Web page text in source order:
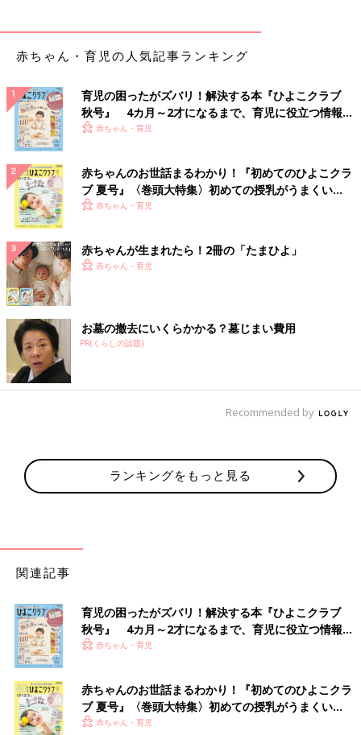
Tシャツ
いデザインなので、手持ちの服とも合わせやすく、デイリー使い
もしやすそう！
ョーツ2点セット
赤ちゃん・育児の人気記事ランキング
育児の困ったがズバリ！解決する本『ひよこクラブ
秋号』 4カ月～2才になるまで、育児に役立つ情報が
いっぱい！
赤ちゃん・育児
赤ちゃんのお世話まるわかり！『初めてのひよこクラ
ブ 夏号』〈巻頭大特集〉初めての授乳がうまくい
く！ おっぱい・ミルクの基本と夏のトラブル 解決テ
赤ちゃん・育児
赤ちゃんが生まれたら！2冊の「たまひよ」
赤ちゃん・育児
お墓の撤去にいくらかかる？墓じまい費用
PR(くらしの話題)
Recommended by
ランキングをもっと見る
関連記事
育児の困ったがズバリ！解決する本『ひよこクラブ
秋号』 4カ月～2才になるまで、育児に役立つ情報が
いっぱい！
赤ちゃん・育児
赤ちゃんのお世話まるわかり！『初めてのひよこクラ
ブ 夏号』〈巻頭大特集〉初めての授乳がうまくい
く！ おっぱい・ミルクの基本と夏のトラブル 解決テ
赤ちゃん・育児